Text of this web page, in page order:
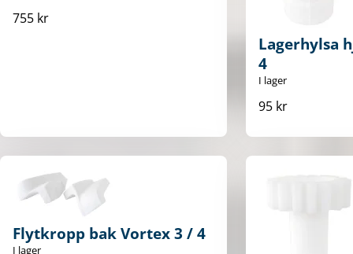
755 kr
Lagerhylsa
4
I lager
95 kr
Flytkropp bak Vortex 3 / 4
I lager